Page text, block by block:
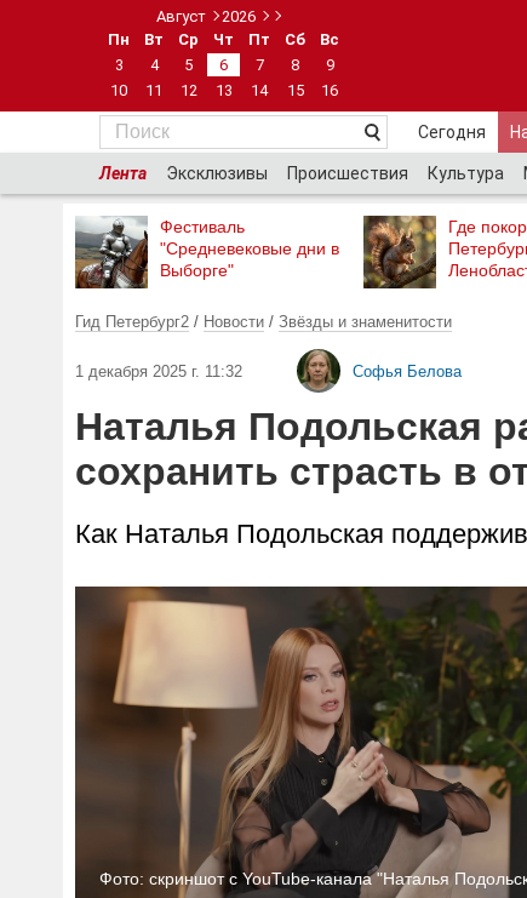
Август
2026
Пн
Вт Ср Чт Пт Сб
Вс
3
4 5 6 7 8
9
10
11 12 13 14 15 16
Сегодня
Лента Эксклюзивы Происшествия Культура
Фестиваль
"Средневековые дни в
Выборге"
Где
Гид Петербург2 / Новости / Звёзды и знаменитости
1 декабря 2025 г. 11:32 Софья Белова
Наталья Подольская
сохранить страсть в
Как Наталья Подольская
Фото: скриншот с YouTube-канала "Наталья